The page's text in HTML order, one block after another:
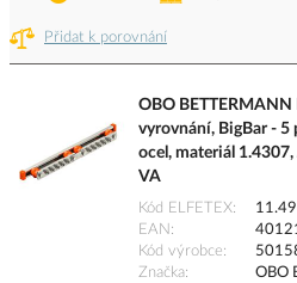
Přidat k porovnání
OBO
vyrovnání, BigBar - 5
ocel, materiál
VA
Kód ELFETEX
EAN
Kód výrobce
Značka
OBO